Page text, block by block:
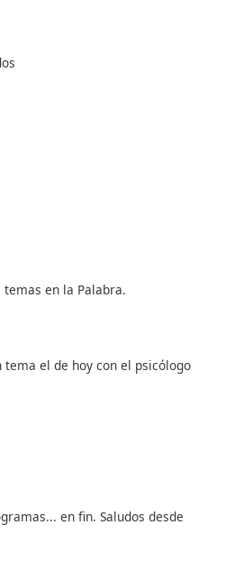
en la Palabra.
el de hoy con el psicólogo
en fin. Saludos desde